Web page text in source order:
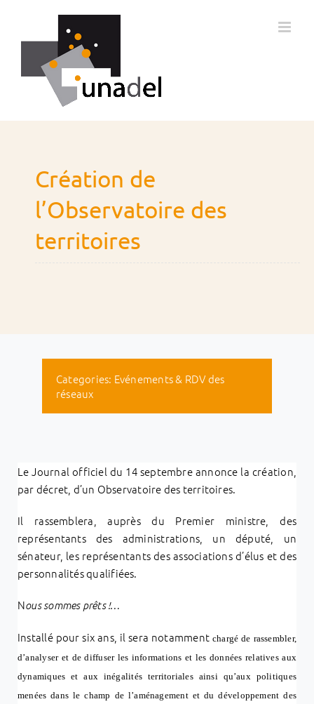
contenu
Création de
l’Observatoire des
territoires
Categories: Evénements & RDV des
réseaux
Le Journal officiel du 14 septembre annonce la création,
par décret, d’un Observatoire des territoires.
Il rassemblera, auprès du Premier ministre, des
représentants des administrations, un député, un
sénateur, les représentants des associations d’élus et des
personnalités qualifiées.
Nous sommes prêts !…
Installé pour six ans, il sera notamment chargé de rassembler,
d’analyser et de diffuser les informations et les données relatives aux
dynamiques et aux inégalités territoriales ainsi qu’aux politiques
menées dans lechamp de l’aménagement et du développement des